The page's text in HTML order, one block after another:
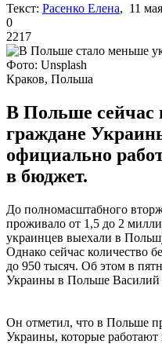
Текст: Расенко Елена, 11
0
2217
Фото: Unsplash
Краков, Польша
В Польше сейчас
граждане
официально
в бюджет.
До полномасштабного
проживало от 1,5 до 2
украинцев выехали в
Однако сейчас количество
до 950 тысяч. Об этом в
Украины в Польше Василий
Он отметил, что в Польше
Украины, которые работают